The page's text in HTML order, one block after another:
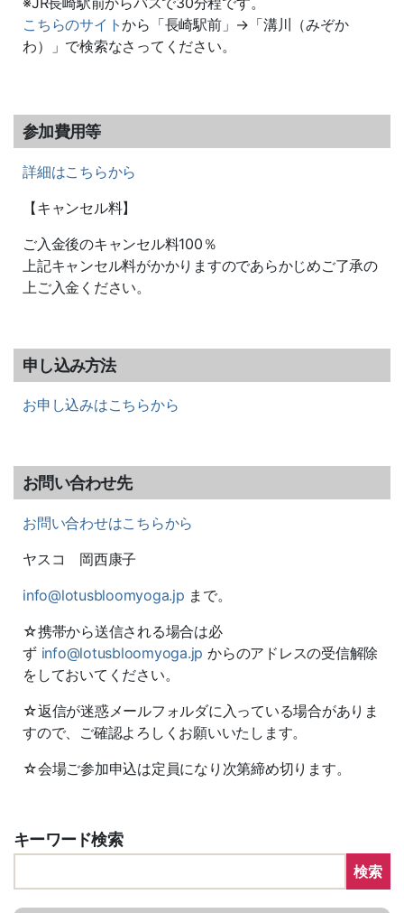
こちらのサイトから「長崎駅前」→「溝川（みぞか
わ）」で検索なさってください。
参加費用等
詳細はこちらから
【キャンセル料】
ご入金後のキャンセル料100％
上記キャンセル料がかかりますのであらかじめご了承の
上ご入金ください。
申し込み方法
お申し込みはこちらから
お問い合わせ先
お問い合わせはこちらから
ヤスコ 岡西康子
info@lotusbloomyoga.jp まで。
☆携帯から送信される場合は必
ず info@lotusbloomyoga.jp からのアドレスの受信解除
をしておいてください。
☆返信が迷惑メールフォルダに入っている場合がありま
すので、ご確認よろしくお願いいたします。
☆会場ご参加申込は定員になり次第締め切ります。
キーワード検索
検索